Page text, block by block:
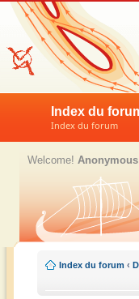
Index du
Index du forum
Welcome! Anonymous
Index du forum ‹